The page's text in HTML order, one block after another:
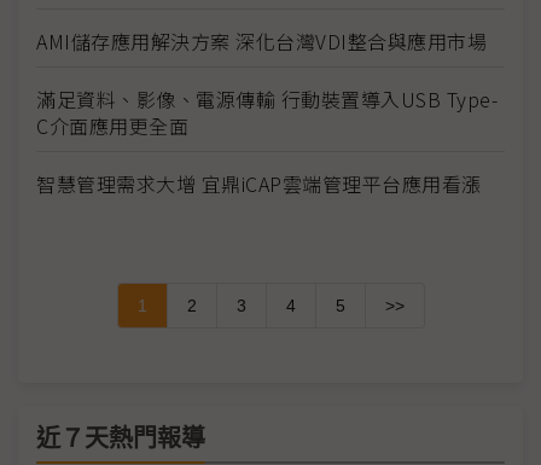
AMI儲存應用解決方案 深化台灣VDI整合與應用市場
滿足資料、影像、電源傳輸 行動裝置導入USB Type-
C介面應用更全面
智慧管理需求大增 宜鼎iCAP雲端管理平台應用看漲
1 2 3 4 5 >>
近７天熱門報導